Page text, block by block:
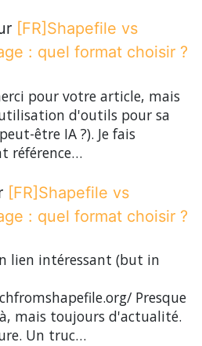
[FR]Shapefile vs
: quel format choisir ?
pour votre article, mais
d'outils pour sa
être IA ?). Je fais
référence…
[FR]Shapefile vs
: quel format choisir ?
lien intéressant (but in
Presque
mais toujours d'actualité.
Un truc…